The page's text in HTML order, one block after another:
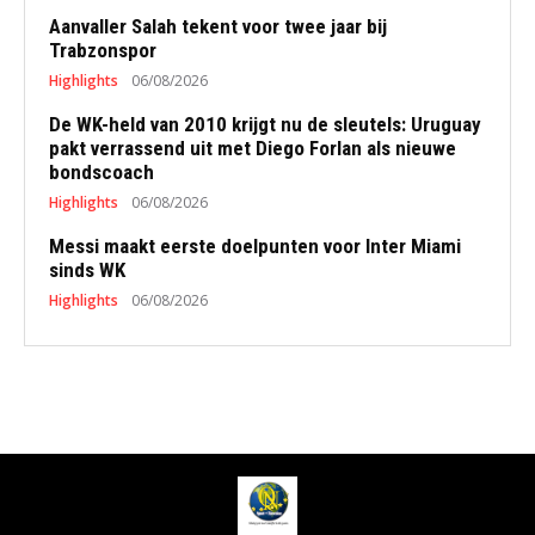
Aanvaller Salah tekent voor twee jaar bij
Trabzonspor
Highlights 06/08/2026
De WK-held van 2010 krijgt nu de sleutels: Uruguay
pakt verrassend uit met Diego Forlan als nieuwe
bondscoach
Highlights 06/08/2026
Messi maakt eerste doelpunten voor Inter Miami
sinds WK
Highlights 06/08/2026